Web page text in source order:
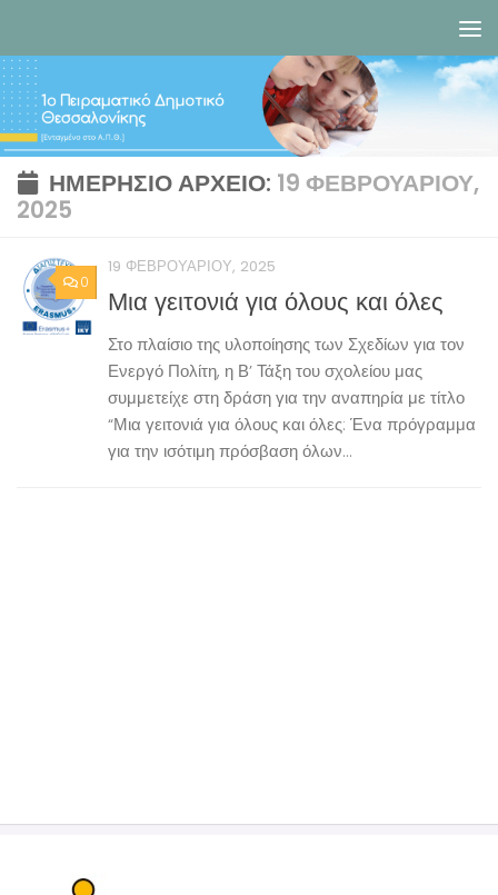
ΗΜΕΡΉΣΙΟ ΑΡΧΕΊΟ: 19 ΦΕΒΡΟΥΑΡΊΟΥ,
2025
0
19 ΦΕΒΡΟΥΑΡΊΟΥ, 2025
Μια γειτονιά για όλους και όλες
Στο πλαίσιο της υλοποίησης των Σχεδίων για τον
Ενεργό Πολίτη, η Β’ Τάξη του σχολείου μας
συμμετείχε στη δράση για την αναπηρία με τίτλο
“Μια γειτονιά για όλους και όλες: Ένα πρόγραμμα
για την ισότιμη πρόσβαση όλων...